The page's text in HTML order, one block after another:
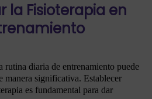
la Fisioterapia en
rutina diaria de entrenamiento puede
manera significativa. Establecer
es fundamental para dar